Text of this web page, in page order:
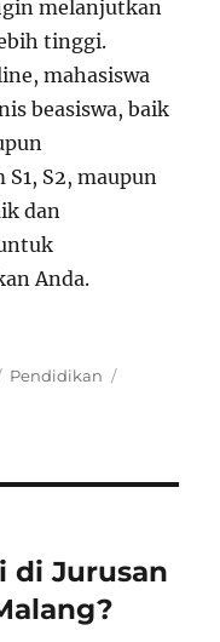
melanjutkan
tinggi.
mahasiswa
beasiswa, baik
S2, maupun
dan
Anda.
Categories
Pendidikan
di Jurusan